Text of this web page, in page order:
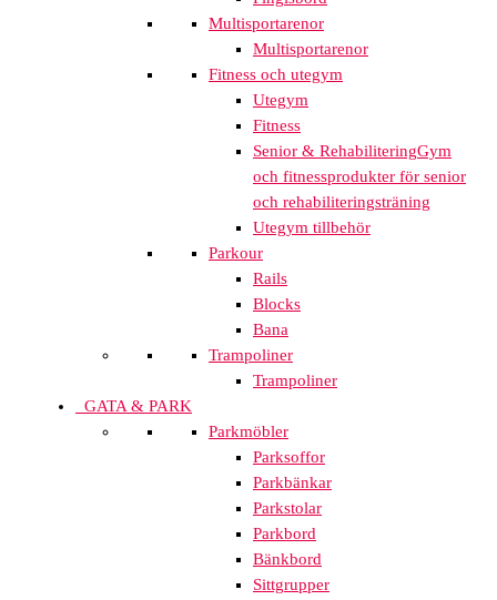
Multisportarenor
Multisportarenor
Fitness och utegym
Utegym
Fitness
Senior & RehabiliteringGym
och fitnessprodukter för senior
och rehabiliteringsträning
Utegym tillbehör
Parkour
Rails
Blocks
Bana
Trampoliner
Trampoliner
GATA & PARK
Parkmöbler
Parksoffor
Parkbänkar
Parkstolar
Parkbord
Bänkbord
Sittgrupper